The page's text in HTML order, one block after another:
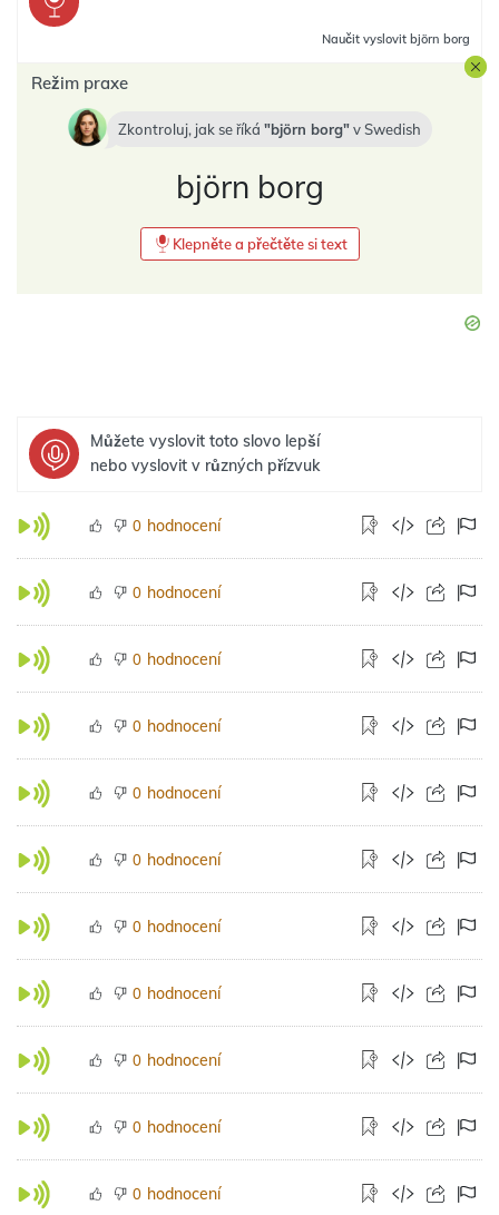
Naučit vyslovit björn borg
Režim praxe
Zkontroluj, jak se říká björn borg v Swedish
björn borg
Klepněte a přečtěte si text
Můžete vyslovit toto slovo lepší
nebo vyslovit v různých přízvuk
0 hodnocení
0 hodnocení
0 hodnocení
0 hodnocení
0 hodnocení
0 hodnocení
0 hodnocení
0 hodnocení
0 hodnocení
0 hodnocení
0 hodnocení